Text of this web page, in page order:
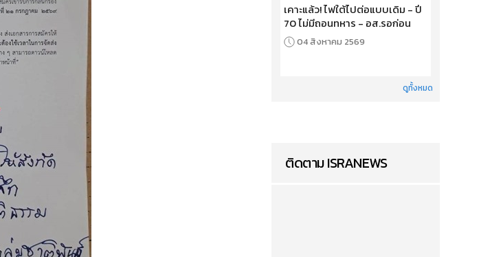
เคาะแล้ว! ไฟใต้ไปต่อแบบเดิม - ปี
70 ไม่มีถอนทหาร - อส.รอก่อน
04 สิงหาคม 2569
ดูทั้งหมด
ติดตาม ISRANEWS